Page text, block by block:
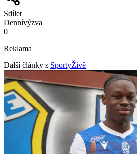
Sdílet
Dennívýzva
0
Reklama
Další články z SportyŽivě